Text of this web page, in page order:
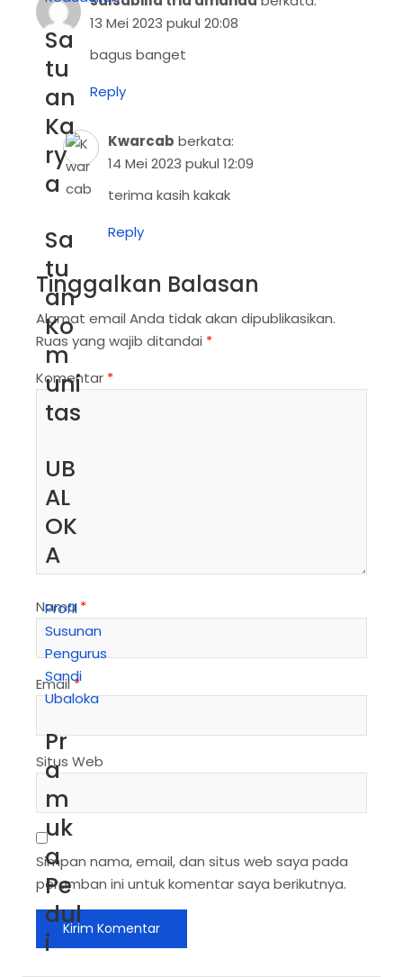
Sa
tu
an
Ka
ry
a
Sa
tu
an
Ko
m
uni
tas
UB
AL
OK
A
Profil
Susunan
Pengurus
Sandi
Ubaloka
Pr
a
m
uk
a
Pe
dul
i
13 Mei 2023 pukul 20:08
bagus banget
Reply
Kwarcab berkata:
14 Mei 2023 pukul 12:09
terima kasih kakak
Reply
Tinggalkan Balasan
Alamat email Anda tidak akan dipublikasikan.
Ruas yang wajib ditandai *
Komentar *
Nama*
Email*
Situs Web
Simpan nama, email, dan situs web saya pada
peramban ini untuk komentar saya berikutnya.